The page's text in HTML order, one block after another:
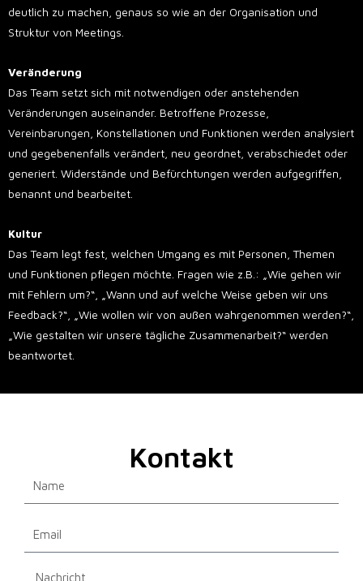
deutlich zu machen, genaus so wie an der Organisation und
Struktur von Meetings.
Veränderung
Das Team setzt sich mit notwendigen oder anstehenden
Veränderungen auseinander. Betroffene Prozesse,
Vereinbarungen, Konstellationen und Funktionen werden analysiert
und gegebenenfalls verändert, neu geordnet, verabschiedet oder
generiert. Widerstände und Befürchtungen werden aufgegriffen,
benannt und bearbeitet.
Kultur
Das Team legt fest, welchen Umgang es mit Personen, Themen
und Funktionen pflegen möchte. Fragen wie z.B.: „Wie gehen wir
mit Fehlern um?“, „Wann und auf welche Weise geben wir uns
Feedback?“, „Wie wollen wir von außen wahrgenommen werden?“,
„Wie gestalten wir unsere tägliche Zusammenarbeit?“ werden
beantwortet.
Kontakt
Message